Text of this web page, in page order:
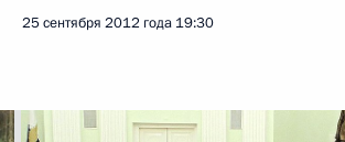
25 сентября 2012 года 19:30